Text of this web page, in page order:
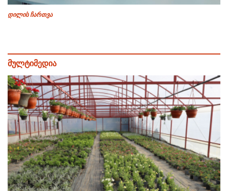
დილის ჩართვა
მულტიმედია